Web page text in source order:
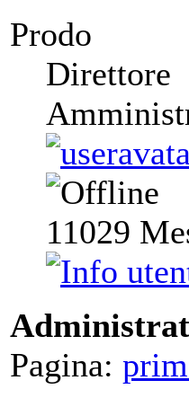
Prodo
Direttore
11029
Pagina: